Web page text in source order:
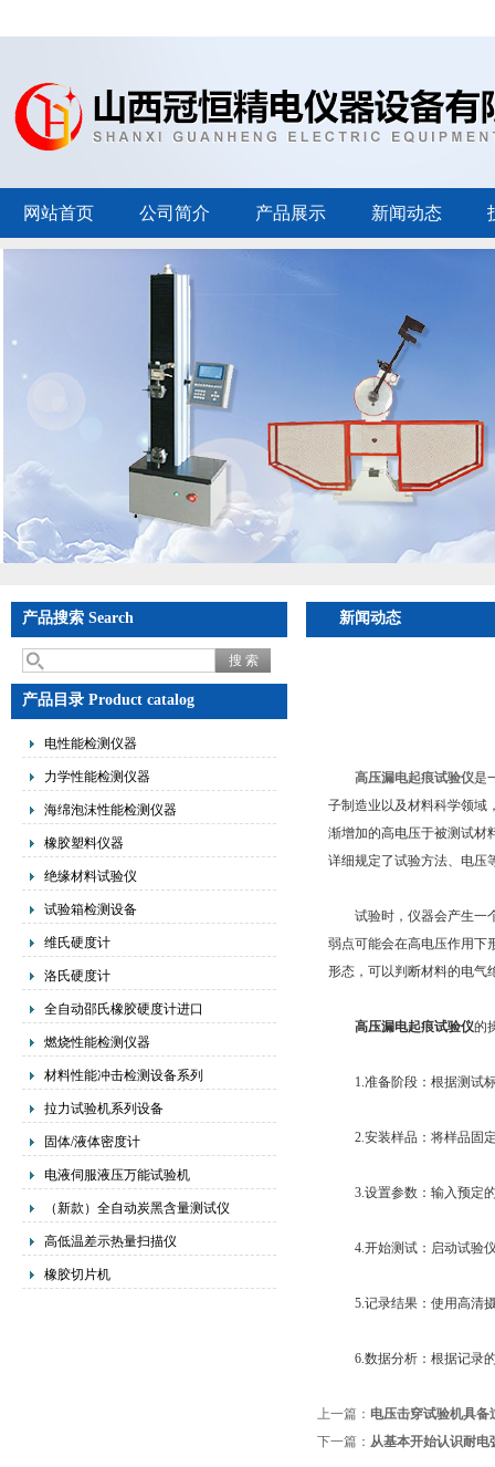
网站首页 公司简介 产品展示 新闻动态
产品搜索 Search
产品目录 Product catalog
电性能检测仪器
力学性能检测仪器
海绵泡沫性能检测仪器
橡胶塑料仪器
绝缘材料试验仪
试验箱检测设备
维氏硬度计
洛氏硬度计
全自动邵氏橡胶硬度计进口
燃烧性能检测仪器
材料性能冲击检测设备系列
拉力试验机系列设备
固体/液体密度计
电液伺服液压万能试验机
（新款）全自动炭黑含量测试仪
高低温差示热量扫描仪
橡胶切片机
新闻动态
高压漏电起痕试验仪是
子制造业以及材料科学领域
渐增加的高电压于被测试材
详细规定了试验方法、电压
试验时，仪器会产生一个
弱点可能会在高电压作用下
形态，可以判断材料的电气
高压漏电起痕试验仪的
1.准备阶段：根据测试标
2.安装样品：将样品固定
3.设置参数：输入预定的
4.开始测试：启动试验仪
5.记录结果：使用高清摄
6.数据分析：根据记录的
上一篇： 电压击穿试验机具
下一篇： 从基本开始认识耐电